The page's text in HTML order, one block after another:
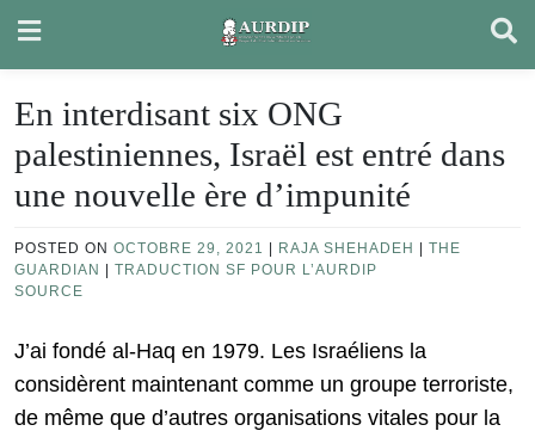
content
En interdisant six ONG
palestiniennes, Israël est entré dans
une nouvelle ère d’impunité
POSTED ON OCTOBRE 29, 2021 RAJA SHEHADEH
THE
GUARDIAN
TRADUCTION SF POUR L’AURDIP
SOURCE
J’ai fondé al-Haq en 1979. Les Israéliens la
considèrent maintenant comme un groupe terroriste,
de même que d’autres organisations vitales pour la